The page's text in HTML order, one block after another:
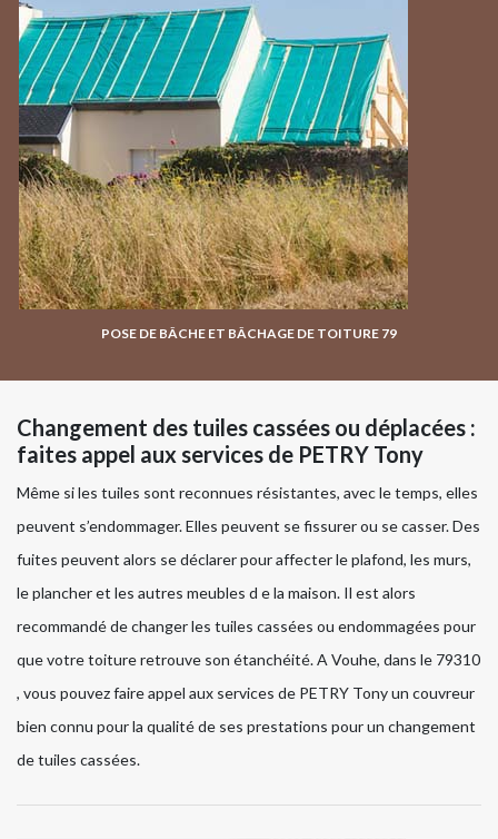
POSE DE BÂCHE ET BÂCHAGE DE TOITURE 79
Changement des tuiles cassées ou déplacées :
faites appel aux services de PETRY Tony
Même si les tuiles sont reconnues résistantes, avec le temps, elles
peuvent s’endommager. Elles peuvent se fissurer ou se casser. Des
fuites peuvent alors se déclarer pour affecter le plafond, les murs,
le plancher et les autres meubles d e la maison. Il est alors
recommandé de changer les tuiles cassées ou endommagées pour
que votre toiture retrouve son étanchéité. A Vouhe, dans le 79310
, vous pouvez faire appel aux services de PETRY Tony un couvreur
bien connu pour la qualité de ses prestations pour un changement
de tuiles cassées.